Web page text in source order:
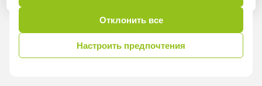
Отклонить все
Настроить предпочтения